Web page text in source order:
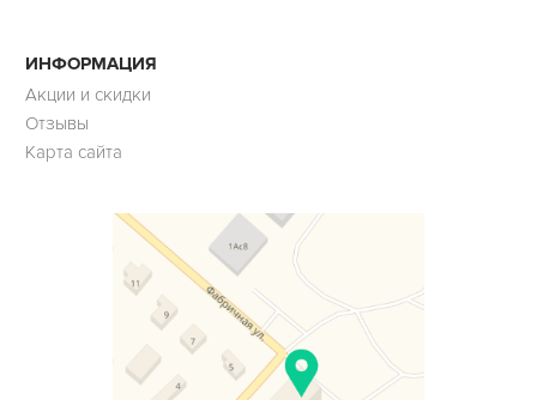
ИНФОРМАЦИЯ
Акции и скидки
Отзывы
Карта сайта